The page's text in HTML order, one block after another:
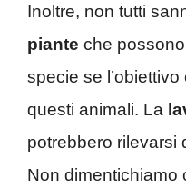
Inoltre, non tutti
piante che
specie se
questi animali. La
potrebbero rilevarsi
Non dimentichiamo